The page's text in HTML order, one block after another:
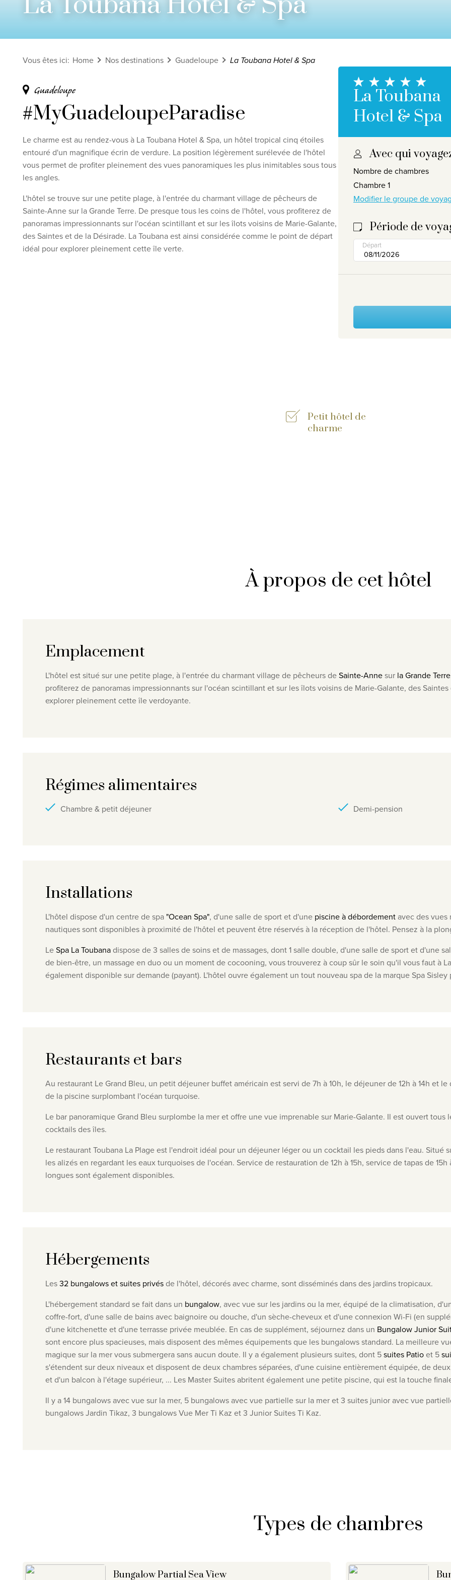
Voir tous les circuits
Découvrez nos thèmes
Lune de miel
Adultes uniquement
Luxe
Voir tous les thèmes
Clause de non-responsabilité en matière de protection de la vie privée ©
Vous êtes ici: Home Nos destinations Guadeloupe La Toubana Hotel & Spa
Guadeloupe
#MyGuadeloupeParadise
Le charme est au rendez-vous à La Toubana Hotel & Spa, un hôtel tropical cinq étoiles
entouré d'un magnifique écrin de verdure. La position légèrement surélevée de l'hôtel
vous permet de profiter pleinement des vues panoramiques les plus inimitables sous tous
les angles.
L'hôtel se trouve sur une petite plage, à l'entrée du charmant village de pêcheurs de
Sainte-Anne sur la Grande Terre. De presque tous les coins de l'hôtel, vous profiterez de
panoramas impressionnants sur l'océan scintillant et sur les îlots voisins de Marie-Galante,
des Saintes et de la Désirade. La Toubana est ainsi considérée comme le point de départ
idéal pour explorer pleinement cette île verte.
La Toubana
Hotel & Spa
Avec qui
Nombre de chambres
Chambre 1
Modifier le groupe de
Période de
Départ
Petit hôtel de
charme
À propos de cet hôtel
Emplacement
L'hôtel est situé sur une petite plage, à l'entrée du charmant village de pêcheurs deSainte-Annesur la Grande Terre
profiterez de panoramas impressionnants sur l'océan scintillant et sur les îlots voisins de Marie-Galante, des
explorer pleinement cette île verdoyante.
Régimes alimentaires
Chambre & petit déjeuner Demi-pension
Installations
L'hôtel dispose d'un centre de spa "Ocean Spa", d'une salle de sport et d'une piscine à débordementavec des vues
nautiques sont disponibles à proximité de l'hôtel et peuvent être réservés à la réception de l'hôtel. Pensez à la
LeSpa La Toubanadispose de 3 salles de soins et de massages, dont 1 salle double, d'une salle de sport et d'une
de bien-être, un massage en duo ou un moment de cocooning, vous trouverez à coup sûr le soin qu'il vous faut à
également disponible sur demande (payant). L'hôtel ouvre également un tout nouveau spa de la marque Spa
Restaurants et bars
Au restaurant Le Grand Bleu, un petit déjeuner buffet américain est servi de 7h à 10h, le déjeuner de 12h à 14h et
de la piscine surplombant l'océan turquoise.
Le bar panoramique Grand Bleu surplombe la mer et offre une vue imprenable sur Marie-Galante. Il est ouvert
cocktails des îles.
Le restaurant Toubana La Plage est l'endroit idéal pour un déjeuner léger ou un cocktail les pieds dans l'eau. Situé
les alizés en regardant les eaux turquoises de l'océan. Service de restauration de 12h à 15h, service de tapas de 15h
longues sont également disponibles.
Hébergements
Les32 bungalows et suites privésde l'hôtel, décorés avec charme, sont disséminés dans des jardins tropicaux.
L'hébergement standard se fait dans un bungalow, avec vue sur les jardins ou la mer, équipé de la climatisation,
coffre-fort, d'une salle de bains avec baignoire ou douche, d'un sèche-cheveux et d'une connexion Wi-Fi (en
d'une kitchenette et d'une terrasse privée meublée. En cas de supplément, séjournez dans un Bungalow Junior
sont encore plus spacieuses, mais disposent des mêmes équipements que les bungalows standard. La meilleure
magique sur la mer vous submergera sans aucun doute. Il y a également plusieurs suites, dont 5suites Patioet 5
s'étendent sur deux niveaux et disposent de deux chambres séparées, d'une cuisine entièrement équipée, de
et d'un balcon à l'étage supérieur, ... Les Master Suites abritent également une petite piscine, qui est la touche
Il y a 14 bungalows avec vue sur la mer, 5 bungalows avec vue partielle sur la mer et 3 suites junior avec vue
bungalows Jardin Tikaz, 3 bungalows Vue Mer Ti Kaz et 3 Junior Suites Ti Kaz.
Types de chambres
Bungalow Partial Sea View